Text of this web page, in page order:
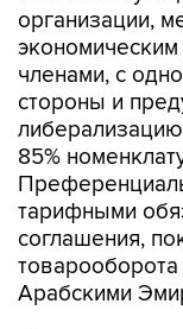
организации,
членами, с
стороны и
85%
тарифными
соглашения,
Арабскими